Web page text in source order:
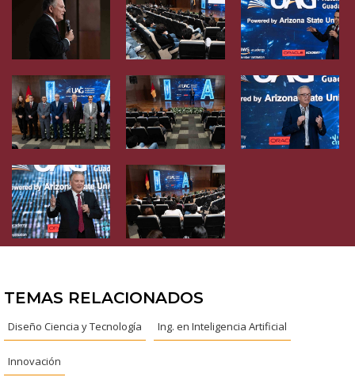
TEMAS RELACIONADOS
Diseño Ciencia y Tecnología Ing. en Inteligencia Artificial
Innovación